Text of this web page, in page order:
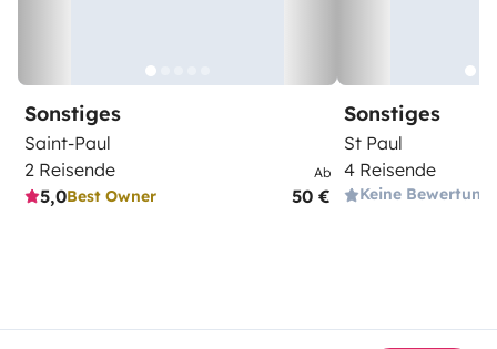
Sonstiges
Saint-Paul
2 Reisende
5,0Best Owner
Ab
50 €
Sonstiges
St Paul
4 Reisende
Keine Bewertung